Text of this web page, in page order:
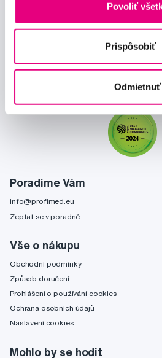
Povoliť
Prispôsobiť
Odmietnuť
Poradíme Vám
info@profimed.eu
Zeptat se v poradně
Vše o nákupu
Obchodní podmínky
Způsob doručení
Prohlášení o používání cookies
Ochrana osobních údajů
Nastavení cookies
Mohlo by se hodit
Chci dostávat informace o novinkách
zpracováním osobních